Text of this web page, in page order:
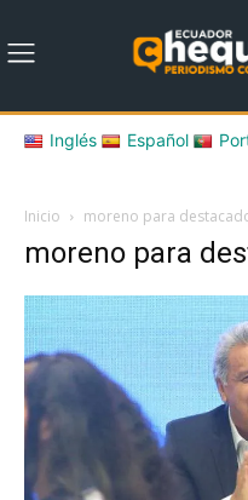
Inglés Español
Inicio moreno para
moreno para